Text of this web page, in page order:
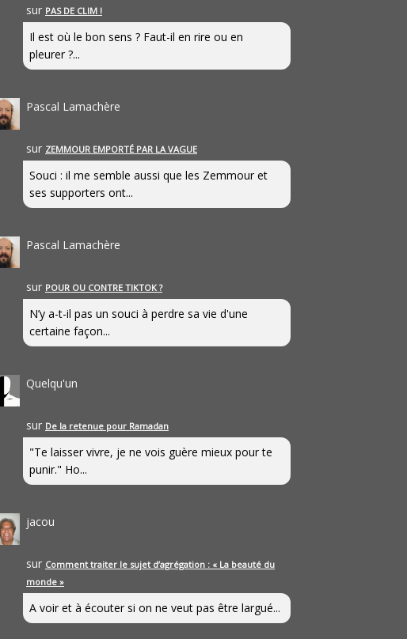
sur PAS DE CLIM !
Il est où le bon sens ? Faut-il en rire ou en
pleurer ?...
Pascal Lamachère
sur ZEMMOUR EMPORTÉ PAR LA VAGUE
Souci : il me semble aussi que les Zemmour et
ses supporters ont...
Pascal Lamachère
sur POUR OU CONTRE TIKTOK ?
N’y a-t-il pas un souci à perdre sa vie d'une
certaine façon...
Quelqu'un
sur De la retenue pour Ramadan
"Te laisser vivre, je ne vois guère mieux pour te
punir." Ho...
jacou
sur Comment traiter le sujet d’agrégation : « La beauté du
monde »
A voir et à écouter si on ne veut pas être largué...